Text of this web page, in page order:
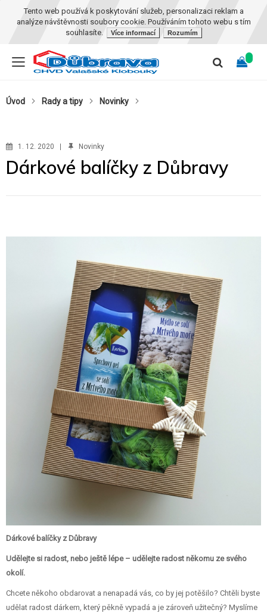
Tento web používá k poskytování služeb, personalizaci reklam a
analýze návštěvnosti soubory cookie. Používáním tohoto webu s tím
souhlasíte.
Více informací Rozumím
Úvod Rady a tipy Novinky
1. 12. 2020 Novinky
Dárkové balíčky z Důbravy
Dárkové balíčky z Důbravy
Udělejte si radost, nebo ještě lépe – udělejte radost někomu ze svého
okolí.
Chcete někoho obdarovat a nenapadá vás, co by jej potěšilo? Chtěli byste
udělat radost dárkem, který pěkně vypadá a je zároveň užitečný? Myslíme